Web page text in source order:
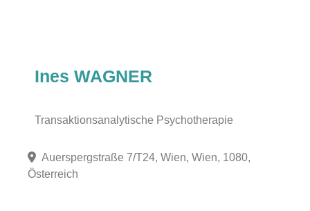
Ines WAGNER
Transaktionsanalytische Psychotherapie
Auerspergstraße 7/T24, Wien, Wien, 1080,
Österreich